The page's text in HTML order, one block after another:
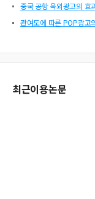
중국 공항 옥외광고의 효
관여도에 따른 POP광고
최근이용논문